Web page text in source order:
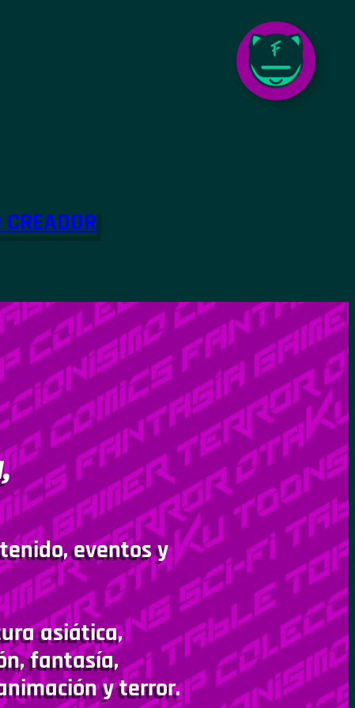
eventos y
asiática,
fantasía,
y terror.